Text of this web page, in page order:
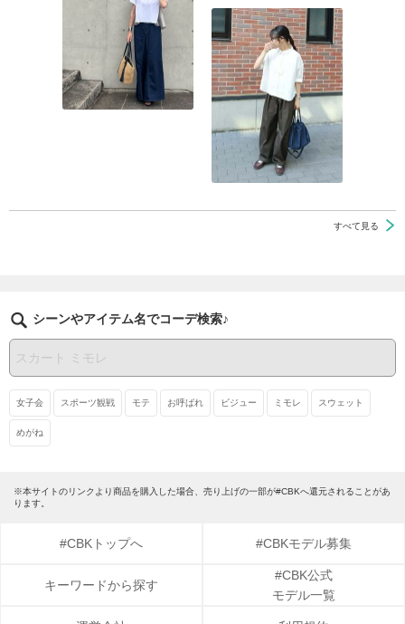
すべて見る
シーンやアイテム名でコーデ検索♪
女子会 スポーツ観戦 モテ お呼ばれ ビジュー ミモレ スウェット
めがね
※本サイトのリンクより商品を購入した場合、売り上げの一部が#CBKへ還元されることがあ
ります。
#CBKトップへ #CBKモデル募集
キーワードから探す
#CBK公式
モデル一覧